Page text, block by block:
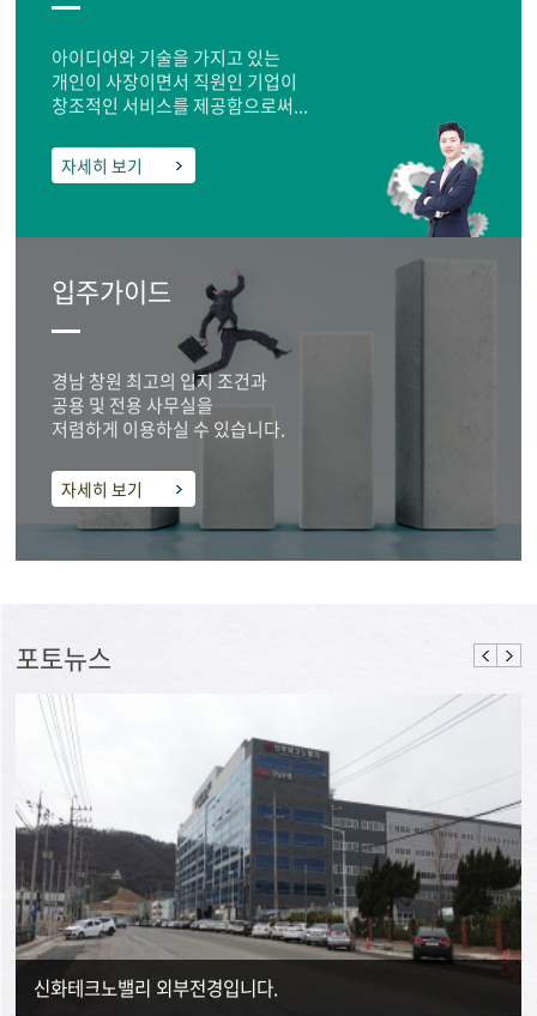
아이디어와 기술을 가지고 있는
개인이 사장이면서 직원인 기업이
창조적인 서비스를 제공함으로써...
자세히 보기
입주가이드
경남 창원 최고의 입지 조건과
공용 및 전용 사무실을
저렴하게 이용하실 수 있습니다.
자세히 보기
포토뉴스
신화테크노밸리 외부전경입니다.